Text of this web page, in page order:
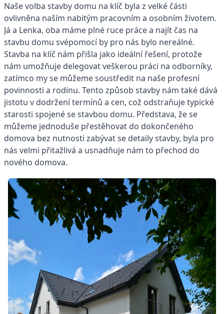
Naše volba stavby domu na klíč byla z velké části
ovlivněna naším nabitým pracovním a osobním životem.
Já a Lenka, oba máme plné ruce práce a najít čas na
stavbu domu svépomocí by pro nás bylo nereálné.
Stavba na klíč nám přišla jako ideální řešení, protože
nám umožňuje delegovat veškerou práci na odborníky,
zatímco my se můžeme soustředit na naše profesní
povinnosti a rodinu. Tento způsob stavby nám také dává
jistotu v dodržení termínů a cen, což odstraňuje typické
starosti spojené se stavbou domu. Představa, že se
můžeme jednoduše přestěhovat do dokončeného
domova bez nutnosti zabývat se detaily stavby, byla pro
nás velmi přitažlivá a usnadňuje nám to přechod do
nového domova.